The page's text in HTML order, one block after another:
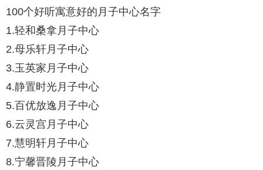
100个好听寓意好的月子中心名字
1.轻和桑拿月子中心
2.母乐轩月子中心
3.玉英家月子中心
4.静置时光月子中心
5.百优放逸月子中心
6.云灵宫月子中心
7.慧明轩月子中心
8.宁馨晋陵月子中心